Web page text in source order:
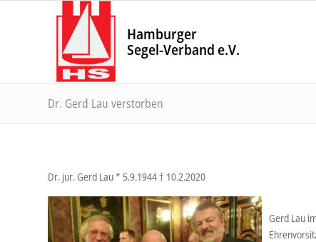
Hamburger
Segel-Verband e.V.
Dr. Gerd Lau verstorben
Dr. jur. Gerd Lau * 5.9.1944 † 10.2.2020
Gerd Lau